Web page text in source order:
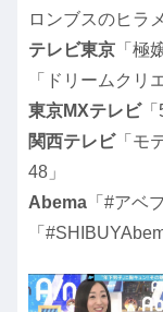
ロンブスのヒラ
テレビ東京 「極
「ドリームクリ
東京MXテレビ「
関西テレビ「モ
48」
Abema 「#アベ
「